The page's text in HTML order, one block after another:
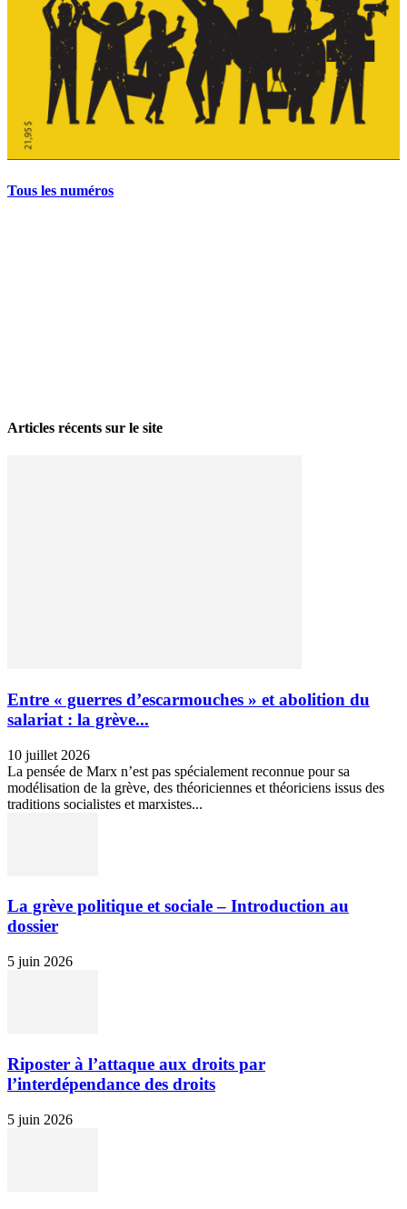
Tous les numéros
Articles récents sur le site
Entre « guerres d’escarmouches » et abolition du
salariat : la grève...
10 juillet 2026
La pensée de Marx n’est pas spécialement reconnue pour sa
modélisation de la grève, des théoriciennes et théoriciens issus des
traditions socialistes et marxistes...
La grève politique et sociale – Introduction au
dossier
5 juin 2026
Riposter à l’attaque aux droits par
l’interdépendance des droits
5 juin 2026